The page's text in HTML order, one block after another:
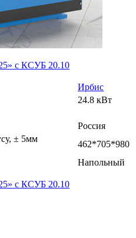
с КСУБ 20.10
Ирбис
24.8 кВт
Россия
± 5мм
462*705*980
Напольный
с КСУБ 20.10